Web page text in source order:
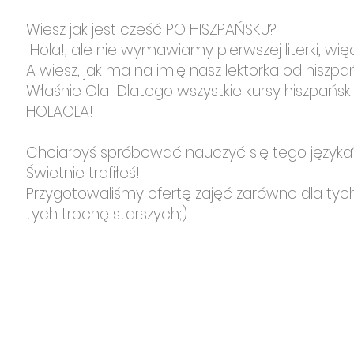
Wiesz jak jest cześć PO HISZPAŃSKU?
¡Hola!, ale nie wymawiamy pierwszej literki,
A wiesz, jak ma na imię nasz lektorka od
Właśnie Ola! Dlatego wszystkie kursy
HOLAOLA!
Chciałbyś spróbować nauczyć się tego
Świetnie trafiłeś!
Przygotowaliśmy ofertę zajęć zarówno dla
tych trochę starszych;)